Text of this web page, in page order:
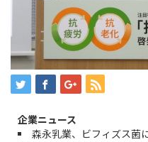
企業ニュース
森永乳業、ビフィズス菌